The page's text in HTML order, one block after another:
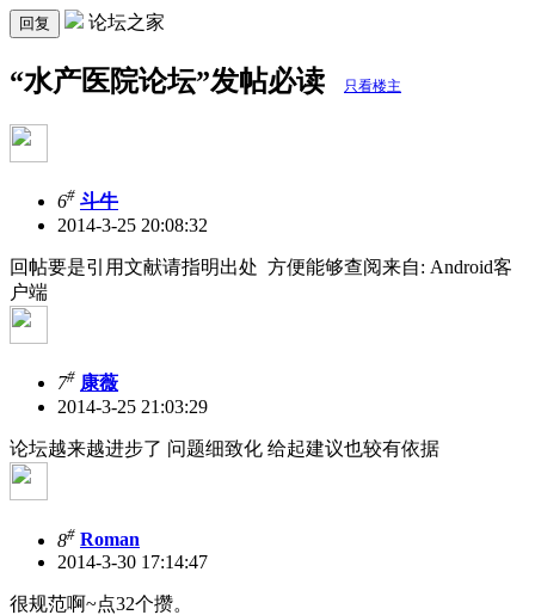
回复 论坛之家
“水产医院论坛”发帖必读 只看楼主
6# 斗牛
2014-3-25 20:08:32
回帖要是引用文献请指明出处 方便能够查阅来自: Android客
户端
7# 康薇
2014-3-25 21:03:29
论坛越来越进步了 问题细致化 给起建议也较有依据
8# Roman
2014-3-30 17:14:47
很规范啊~点32个攒。